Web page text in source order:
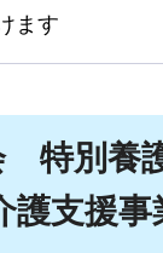
ます
特別養
護支援